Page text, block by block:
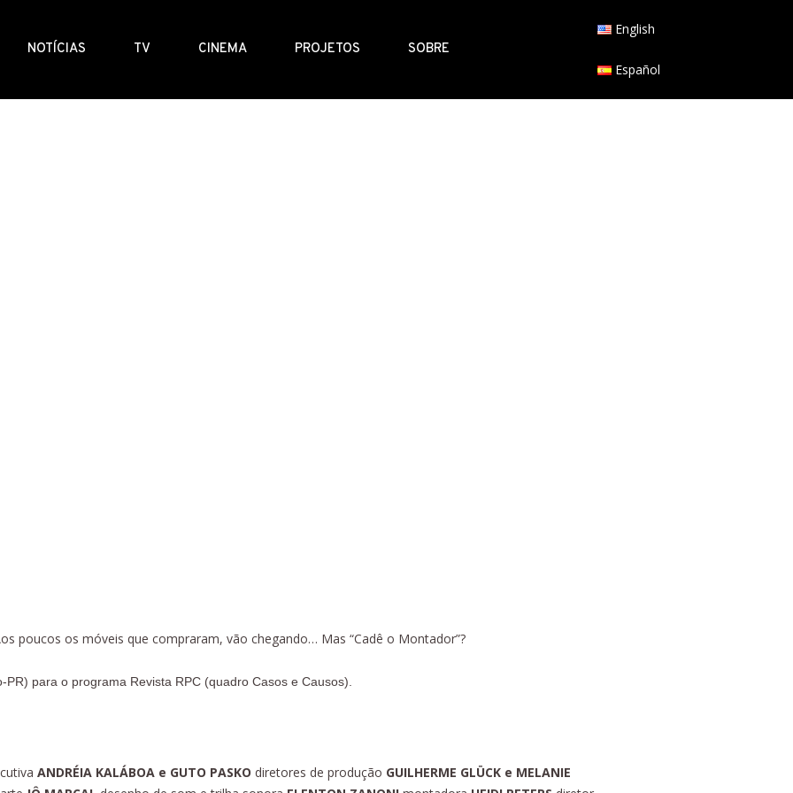
NOTÍCIAS TV CINEMA PROJETOS SOBRE
English
Español
poucos os móveis que compraram, vão chegando… Mas “Cadê o Montador”?
para o programa Revista RPC (quadro Casos e Causos).
ANDRÉIA KALÁBOA e GUTO PASKO diretores de produção GUILHERME GLÜCK e MELANIE